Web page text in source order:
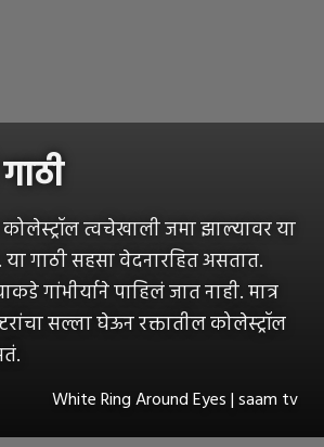
कोलेस्ट्रॉल त्वचेखाली जमा झाल्यावर या
या गाठी सहसा वेदनारहित असतात.
गांभीर्याने पाहिलं जात नाही. मात्र
सल्ला घेऊन रक्तातील कोलेस्ट्रॉल
White Ring Around Eyes | saam tv